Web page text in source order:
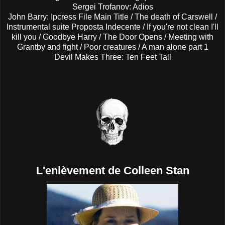
Sergei Trofanov: Adios
John Barry: Ipcress File Main Title / The death of Carswell /
Instrumental suite Proposta Indecente / If you're not clean I'll
kill you / Goodbye Harry / The Door Opens / Meeting with
Grantby and fight / Poor creatures / A man alone part 1
Devil Makes Three: Ten Feet Tall
L'enlèvement de Colleen Stan